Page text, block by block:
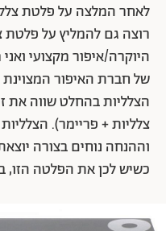
לאחר המלצה על פלטת
רוצה גם להמליץ על פלטת
היוקרה/איפור מקצועי
צלליות + פריימר).
וההנחה נוחים בצורה
כשיש לכן את הפלטה הזו,